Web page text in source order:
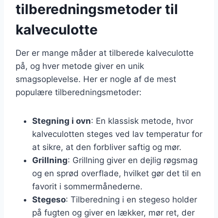
tilberedningsmetoder til
kalveculotte
Der er mange måder at tilberede kalveculotte
på, og hver metode giver en unik
smagsoplevelse. Her er nogle af de mest
populære tilberedningsmetoder:
Stegning i ovn: En klassisk metode, hvor
kalveculotten steges ved lav temperatur for
at sikre, at den forbliver saftig og mør.
Grillning: Grillning giver en dejlig røgsmag
og en sprød overflade, hvilket gør det til en
favorit i sommermånederne.
Stegeso: Tilberedning i en stegeso holder
på fugten og giver en lækker, mør ret, der